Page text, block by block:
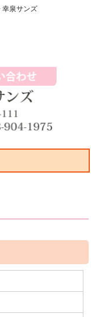
幸泉サンズ